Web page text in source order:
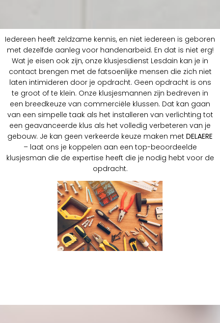
Iedereen heeft zeldzame kennis, en niet iedereen is geboren
met dezelfde aanleg voor handenarbeid. En dat is niet erg!
Wat je eisen ook zijn, onze klusjesdienst Lesdain kan je in
contact brengen met de fatsoenlijke mensen die zich niet
laten intimideren door je opdracht. Geen opdracht is ons
te groot of te klein. Onze klusjesmannen zijn bedreven in
een breedkeuze van commerciële klussen. Dat kan gaan
van een simpelle taak als het installeren van verlichting tot
een geavanceerde klus als het volledig verbeteren van je
gebouw. Je kan geen verkeerde keuze maken met DELAERE
– laat ons je koppelen aan een top-beoordeelde
klusjesman die de expertise heeft die je nodig hebt voor de
opdracht.